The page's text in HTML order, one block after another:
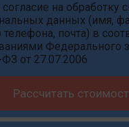
согласие на обработку
данных (имя,
почта) в
Федерального
от 27.07.2006
Рассчитать